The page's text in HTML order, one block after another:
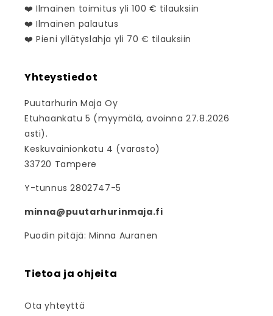
❤️ Ilmainen toimitus yli 100 € tilauksiin
❤️ Ilmainen palautus
❤️ Pieni yllätyslahja yli 70 € tilauksiin
Yhteystiedot
Puutarhurin Maja Oy
Etuhaankatu 5 (myymälä, avoinna 27.8.2026
asti).
Keskuvainionkatu 4 (varasto)
33720 Tampere
Y-tunnus 2802747-5
minna@puutarhurinmaja.fi
Puodin pitäjä: Minna Auranen
Tietoa ja ohjeita
Ota yhteyttä